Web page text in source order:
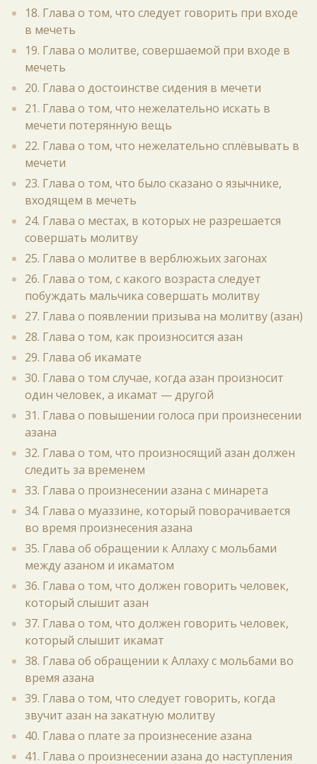
18. Глава о том, что следует говорить при входе
в мечеть
19. Глава о молитве, совершаемой при входе в
мечеть
20. Глава о достоинстве сидения в мечети
21. Глава о том, что нежелательно искать в
мечети потерянную вещь
22. Глава о том, что нежелательно сплёвывать в
мечети
23. Глава о том, что было сказано о язычнике,
входящем в мечеть
24. Глава о местах, в которых не разрешается
совершать молитву
25. Глава о молитве в верблюжьих загонах
26. Глава о том, с какого возраста следует
побуждать мальчика совершать молитву
27. Глава о появлении призыва на молитву (азан)
28. Глава о том, как произносится азан
29. Глава об икамате
30. Глава о том случае, когда азан произносит
один человек, а икамат — другой
31. Глава о повышении голоса при произнесении
азана
32. Глава о том, что произносящий азан должен
следить за временем
33. Глава о произнесении азана с минарета
34. Глава о муаззине, который поворачивается
во время произнесения азана
35. Глава об обращении к Аллаху с мольбами
между азаном и икаматом
36. Глава о том, что должен говорить человек,
который слышит азан
37. Глава о том, что должен говорить человек,
который слышит икамат
38. Глава об обращении к Аллаху с мольбами во
время азана
39. Глава о том, что следует говорить, когда
звучит азан на закатную молитву
40. Глава о плате за произнесение азана
41. Глава о произнесении азана до наступления